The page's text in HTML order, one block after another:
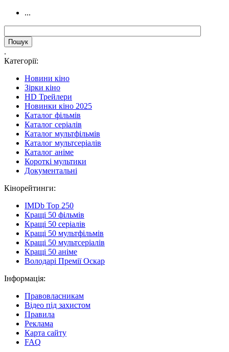
...
.
Категорії:
Новини кіно
Зірки кіно
HD Трейлери
Новинки кіно 2025
Каталог фільмів
Каталог серіалів
Каталог мультфільмів
Каталог мультсеріалів
Каталог аніме
Короткі мультики
Документальні
Кінорейтинги:
IMDb Top 250
Кращі 50 фільмів
Кращі 50 серіалів
Кращі 50 мультфільмів
Кращі 50 мультсеріалів
Кращі 50 аніме
Володарі Премії Оскар
Інформація:
Правовласникам
Відео під захистом
Правила
Реклама
Карта сайту
FAQ